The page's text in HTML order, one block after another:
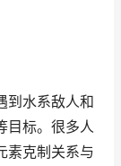
到水系敌人和
目标。很多人
素克制关系与